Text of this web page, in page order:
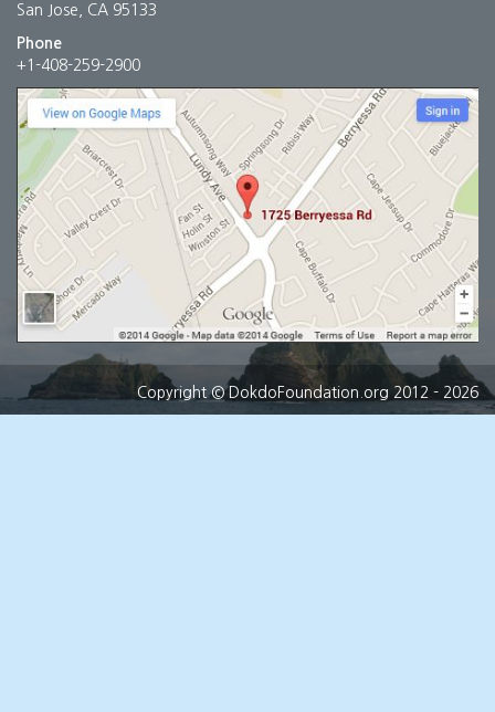
San Jose, CA 95133
Phone
+1-408-259-2900
Copyright © DokdoFoundation.org 2012 - 2026